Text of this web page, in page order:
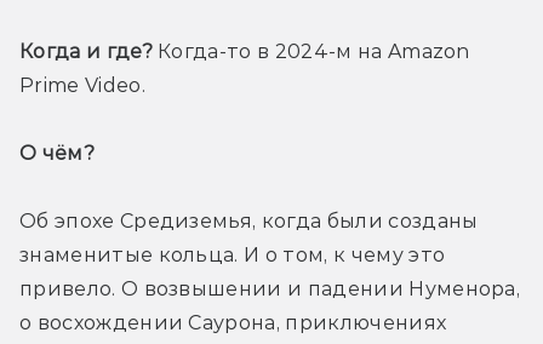
Когда и где? Когда-то в 2024-м на Amazon
Prime Video.
О чём?
Об эпохе Средиземья, когда были созданы
знаменитые кольца. И о том, к чему это
привело. О возвышении и падении Нуменора,
о восхождении Саурона, приключениях